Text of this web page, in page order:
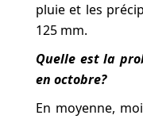
pluie et les
125 mm.
Quelle est la
en octobre?
En moyenne,